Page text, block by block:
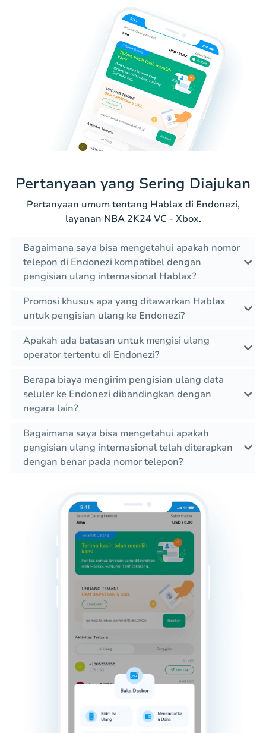
Pertanyaan yang Sering Diajukan
Pertanyaan umum tentang Hablax di Endonezi,
layanan NBA 2K24 VC - Xbox.
Bagaimana saya bisa mengetahui apakah nomor
telepon di Endonezi kompatibel dengan
pengisian ulang internasional Hablax?
Promosi khusus apa yang ditawarkan Hablax
untuk pengisian ulang ke Endonezi?
Apakah ada batasan untuk mengisi ulang
operator tertentu di Endonezi?
Berapa biaya mengirim pengisian ulang data
seluler ke Endonezi dibandingkan dengan
negara lain?
Bagaimana saya bisa mengetahui apakah
pengisian ulang internasional telah diterapkan
dengan benar pada nomor telepon?